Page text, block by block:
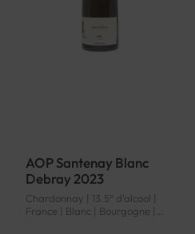
AOP Santenay Blanc
Debray 2023
Chardonnay | 13.5° d'alcool |
France | Blanc | Bourgogne |